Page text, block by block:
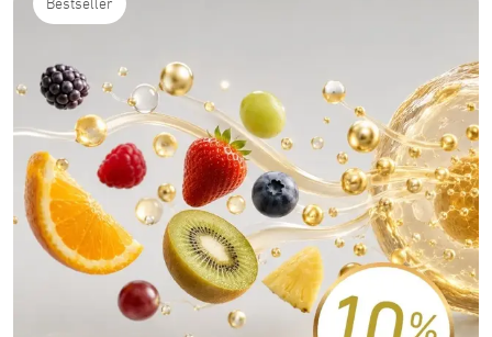
Bestseller